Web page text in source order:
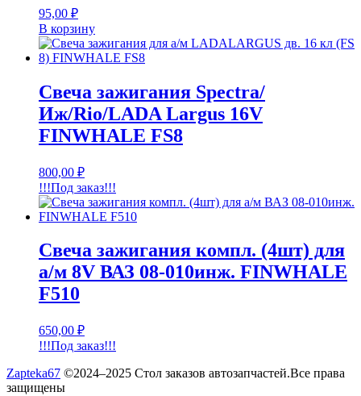
95,00 ₽
В корзину
Свеча зажигания Spectra/
Иж/Rio/LADA Largus 16V
FINWHALE FS8
800,00 ₽
!!!Под заказ!!!
Свеча зажигания компл. (4шт) для
а/м 8V ВАЗ 08-010инж. FINWHALE
F510
650,00 ₽
!!!Под заказ!!!
Zapteka67 ©2024–2025 Стол заказов автозапчастей.Все права
защищены